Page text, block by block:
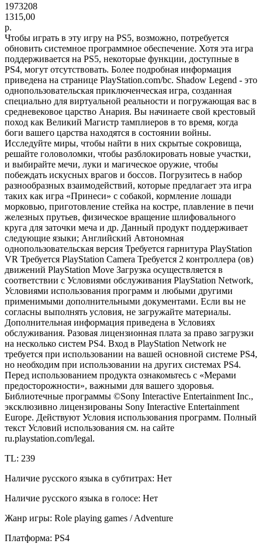
1973208
1315,00
р.
Чтобы играть в эту игру на PS5, возможно, потребуется
обновить системное программное обеспечение. Хотя эта игра
поддерживается на PS5, некоторые функции, доступные в
PS4, могут отсутствовать. Более подробная информация
приведена на странице PlayStation.com/bc. Shadow Legend - это
однопользовательская приключенческая игра, созданная
специально для виртуальной реальности и погружающая вас в
средневековое царство Анария. Вы начинаете свой крестовый
поход как Великий Магистр тамплиеров в то время, когда
боги вашего царства находятся в состоянии войны.
Исследуйте миры, чтобы найти в них скрытые сокровища,
решайте головоломки, чтобы разблокировать новые участки,
и выбирайте мечи, луки и магическое оружие, чтобы
побеждать искусных врагов и боссов. Погрузитесь в набор
разнообразных взаимодействий, которые предлагает эта игра
таких как игра «Принеси» с собакой, кормление лошади
морковью, приготовление стейка на костре, плавление в печи
железных прутьев, физическое вращение шлифовального
круга для заточки меча и др. Данный продукт поддерживает
следующие языки; Английский Автономная
однопользовательская версия Требуется гарнитура PlayStation
VR Требуется PlayStation Camera Требуется 2 контроллера (ов)
движений PlayStation Move Загрузка осуществляется в
соответствии с Условиями обслуживания PlayStation Network,
Условиями использования программ и любыми другими
применимыми дополнительными документами. Если вы не
согласны выполнять условия, не загружайте материалы.
Дополнительная информация приведена в Условиях
обслуживания. Разовая лицензионная плата за право загрузки
на несколько систем PS4. Вход в PlayStation Network не
требуется при использовании на вашей основной системе PS4,
но необходим при использовании на других системах PS4.
Перед использованием продукта ознакомьтесь с «Мерами
предосторожности», важными для вашего здоровья.
Библиотечные программы ©Sony Interactive Entertainment Inc.,
эксклюзивно лицензированы Sony Interactive Entertainment
Europe. Действуют Условия использования программ. Полный
текст Условий использования см. на сайте
ru.playstation.com/legal.
TL: 239
Наличие русского языка в субтитрах: Нет
Наличие русского языка в голосе: Нет
Жанр игры: Role playing games / Adventure
Платформа: PS4